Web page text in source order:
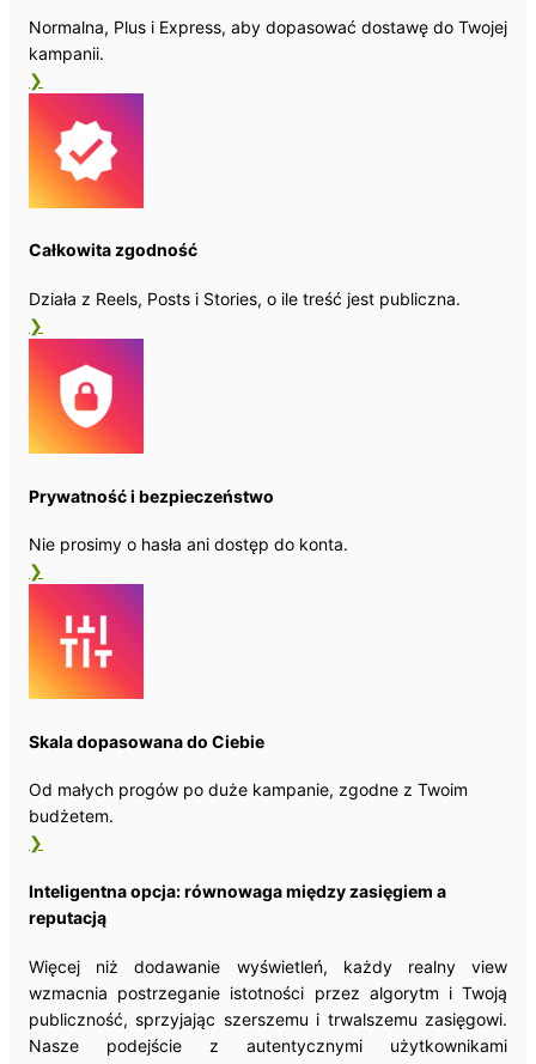
Normalna, Plus i Express, aby dopasować dostawę do Twojej
kampanii.
❯
Całkowita zgodność
Działa z Reels, Posts i Stories, o ile treść jest publiczna.
❯
Prywatność i bezpieczeństwo
Nie prosimy o hasła ani dostęp do konta.
❯
Skala dopasowana do Ciebie
Od małych progów po duże kampanie, zgodne z Twoim
budżetem.
❯
Inteligentna opcja: równowaga między zasięgiem a
reputacją
Więcej niż dodawanie wyświetleń, każdy realny view
wzmacnia postrzeganie istotności przez algorytm i Twoją
publiczność, sprzyjając szerszemu i trwalszemu zasięgowi.
Nasze podejście z autentycznymi użytkownikami